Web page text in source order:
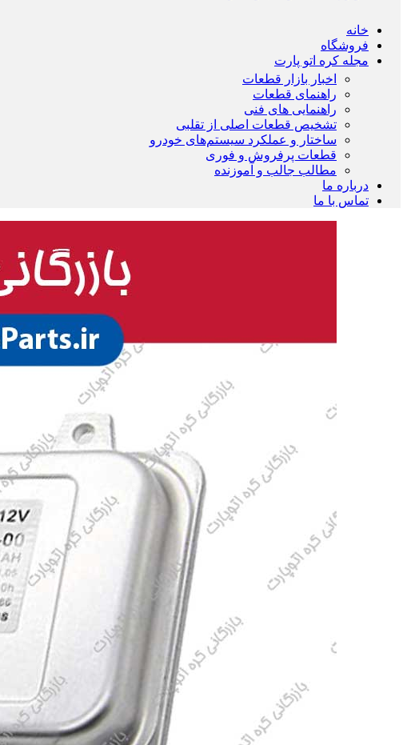
خانه
فروشگاه
مجله کره اتو پارت
اخبار بازار قطعات
راهنمای قطعات
راهنمایی های فنی
تشخیص قطعات اصلی از تقلبی
ساختار و عملکرد سیستم‌های خودرو
قطعات پرفروش و فوری
مطالب جالب و آموزنده
درباره ما
تماس با ما